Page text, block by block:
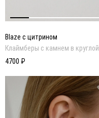
Blaze с цитрином
Клаймберы с камнем в круглой
огранке в золотом покрытии
4700 ₽